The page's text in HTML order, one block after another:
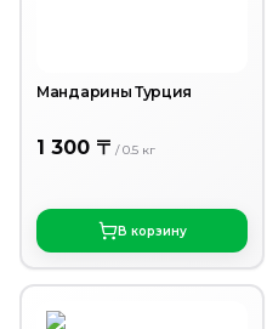
Мандарины Турция
1 300 〒 /0.5 кг
В корзину